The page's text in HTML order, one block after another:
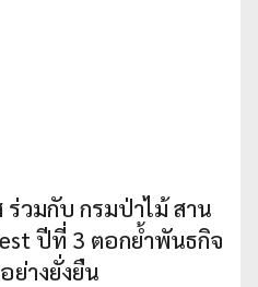
วมกับ กรมป่าไม้ สาน
ปีที่ 3 ตอกย้ำพันธกิจ
ย่างยั่งยืน